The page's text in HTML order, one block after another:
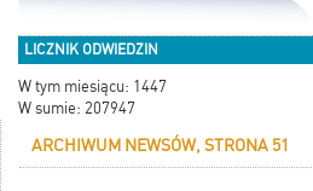
LICZNIK ODWIEDZIN
W tym miesiącu: 1447
W sumie: 207947
ARCHIWUM NEWSÓW, STRONA 51